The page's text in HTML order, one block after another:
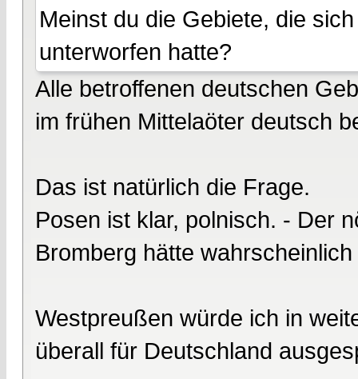
Meinst du die Gebiete, die
unterworfen hatte?
Alle betroffenen deutschen
im frühen Mittelaöter deutsch
Das ist natürlich die Frage.
Posen ist klar, polnisch. - Der
Bromberg hätte
Westpreußen würde ich in
überall für Deutschland